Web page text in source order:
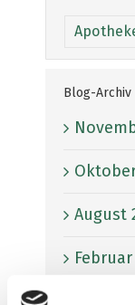
Blog-Archiv
August